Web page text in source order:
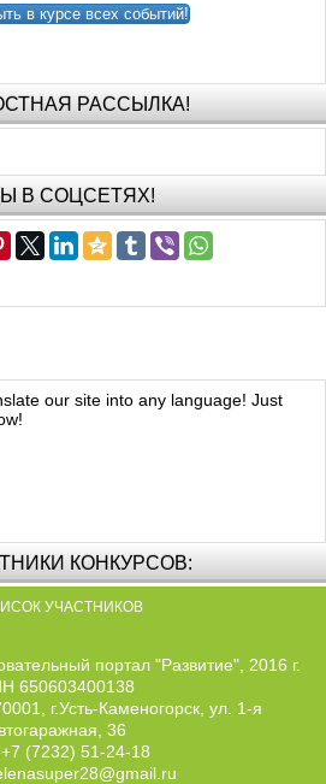
в курсе всех событий!
РАССЫЛКА!
В СОЦСЕТЯХ!
our site into any language! Just
КОНКУРСОВ:
УЧАСТНИКОВ
портал "Развитие", 2016 г.
650603400138
г.Усть-Каменогорск, ул. 1-я
36
(7232) 51-24-18